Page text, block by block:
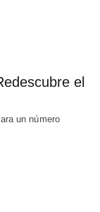
el
un número